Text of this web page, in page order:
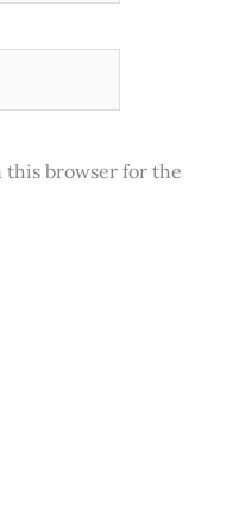
this browser for the